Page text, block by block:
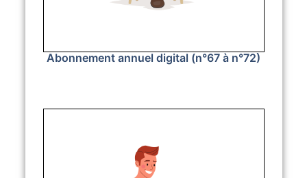
Abonnement annuel digital (n°67 à n°72)